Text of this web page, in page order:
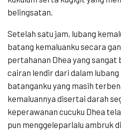
belingsatan.
Setelah satu jam, lubang
batang kemaluanku secara
pertahanan Dhea yang sangat
cairan lendir dari dalam
batanganku yang masih
kemaluannya disertai darah
keperawanan cucuku Dhea
pun menggeleparlalu ambruk